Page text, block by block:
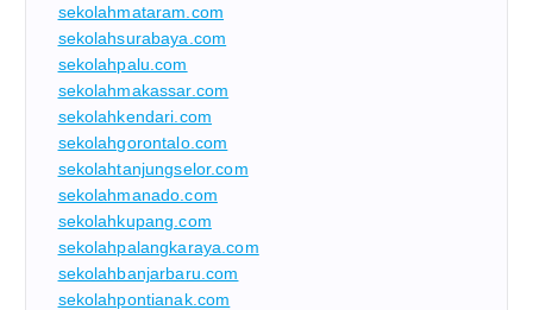
sekolahmataram.com
sekolahsurabaya.com
sekolahpalu.com
sekolahmakassar.com
sekolahkendari.com
sekolahgorontalo.com
sekolahtanjungselor.com
sekolahmanado.com
sekolahkupang.com
sekolahpalangkaraya.com
sekolahbanjarbaru.com
sekolahpontianak.com